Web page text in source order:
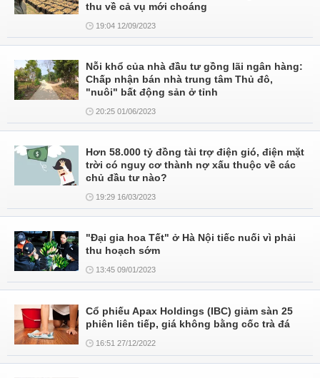
thu về cả vụ mới choáng
19:04 12/09/2023
Nỗi khổ của nhà đầu tư gồng lãi ngân hàng:
Chấp nhận bán nhà trung tâm Thủ đô,
"nuôi" bất động sản ở tỉnh
20:25 01/06/2023
Hơn 58.000 tỷ đồng tài trợ điện gió, điện mặt
trời có nguy cơ thành nợ xấu thuộc về các
chủ đầu tư nào?
19:29 16/03/2023
"Đại gia hoa Tết" ở Hà Nội tiếc nuối vì phải
thu hoạch sớm
13:45 09/01/2023
Cổ phiếu Apax Holdings (IBC) giảm sàn 25
phiên liên tiếp, giá không bằng cốc trà đá
16:51 27/12/2022